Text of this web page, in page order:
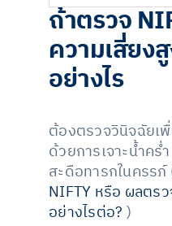
ถ้าตรวจ
ความเสี่ยง
อย่างไร
ต้องตรวจวินิจฉัยเ
ด้วยการเจาะน้ำคร่
สะดือทารกในครรภ์
NIFTY หรือ ผลตร
อย่างไรต่อ? )